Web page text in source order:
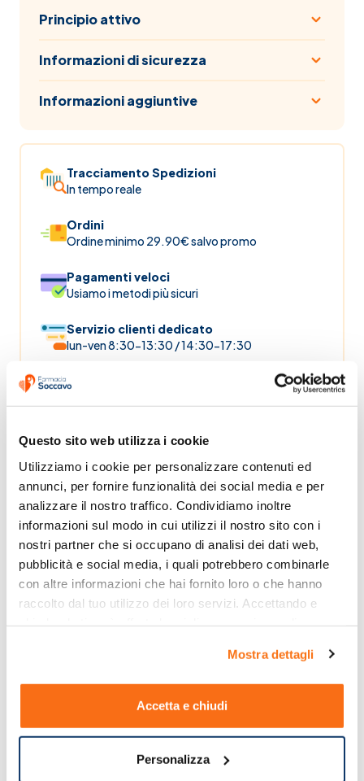
Questo sito web utilizza i cookie
Utilizziamo i cookie per personalizzare contenuti ed
annunci, per fornire funzionalità dei social media e per
analizzare il nostro traffico. Condividiamo inoltre
informazioni sul modo in cui utilizzi il nostro sito con i
nostri partner che si occupano di analisi dei dati web,
pubblicità e social media, i quali potrebbero combinarle
con altre informazioni che hai fornito loro o che hanno
raccolto dal tuo utilizzo dei loro servizi. Accettando e
Mostra dettagli
Accetta e chiudi
Personalizza
Principio attivo
Informazioni di sicurezza
Informazioni aggiuntive
Tracciamento Spedizioni
In tempo reale
Ordini
Ordine minimo 29.90€ salvo promo
Pagamenti veloci
Usiamo i metodi più sicuri
Servizio clienti dedicato
lun-ven 8:30-13:30 / 14:30-17:30
Categorie
on line
per
stomaco
e
intestino
per
emorroidi
e ragadi
Farmaci